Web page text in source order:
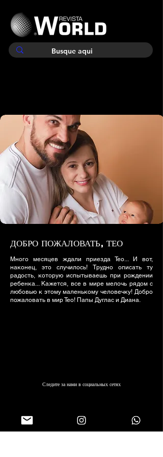
ДОБРО ПОЖАЛОВАТЬ, ТЕО
Много месяцев ждали приезда Тео... И вот,
наконец, это случилось! Трудно описать ту
радость, которую испытываешь при рождении
ребенка... Кажется, все в мире мелочь рядом с
любовью к этому маленькому человечку! Добро
пожаловать в мир Тео! Папы Дуглас и Диана.
Следите за нами в социальных сетях